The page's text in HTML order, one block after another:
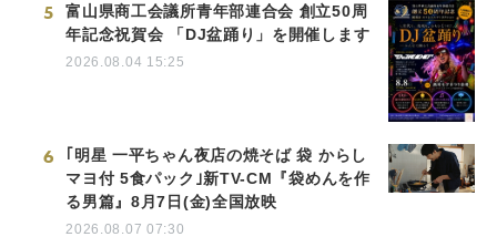
5
富山県商工会議所青年部連合会 創立50周
年記念祝賀会 「DJ盆踊り」を開催します
2026.08.04 15:25
6
｢明星 一平ちゃん夜店の焼そば 袋 からし
マヨ付 5食パック｣新TV-CM『袋めんを作
る男篇』8月7日(金)全国放映
2026.08.07 07:30